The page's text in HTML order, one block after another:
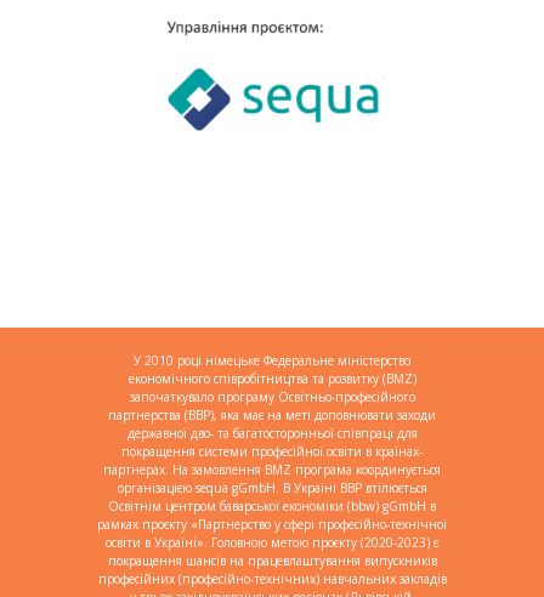
У 2010 році німецьке Федеральне міністерство
економічного співробітництва та розвитку (BMZ)
започаткувало програму Освітньо-професійного
партнерства (BBP), яка має на меті доповнювати заходи
державної дво- та багатосторонньої співпраці для
покращення системи професійної освіти в країнах-
партнерах. На замовлення BMZ програма координується
організацією sequa gGmbH. В Україні BBP втілюється
Освітнім центром баварської економіки (bbw) gGmbH в
рамках проєкту «Партнерство у сфері професійно-технічної
освіти в Україні». Головною метою проєкту (2020-2023) є
покращення шансів на працевлаштування випускників
професійних (професійно-технічних) навчальних закладів